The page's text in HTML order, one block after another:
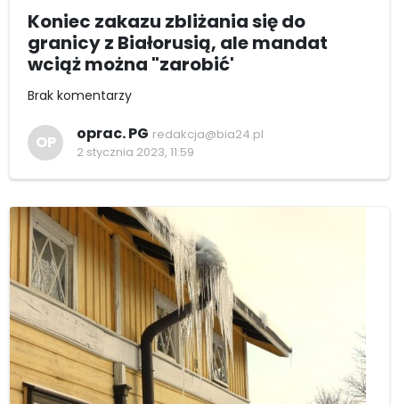
Koniec zakazu zbliżania się do
granicy z Białorusią, ale mandat
wciąż można "zarobić'
Brak komentarzy
OP oprac. PG redakcja@bia24.pl
2 stycznia 2023, 11:59